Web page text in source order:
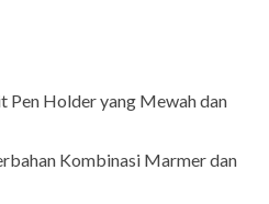
Pen Holder yang Mewah dan
Kombinasi Marmer dan